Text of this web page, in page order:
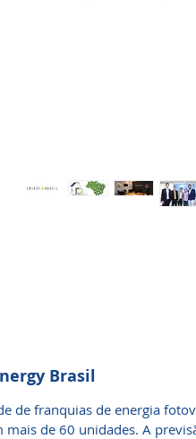
Brasil
de franquias de energia
mais de 60 unidades. A